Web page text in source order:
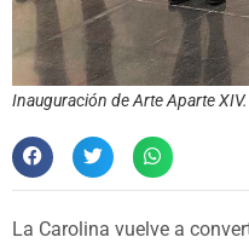
Inauguración de Arte Aparte
La Carolina vuelve a